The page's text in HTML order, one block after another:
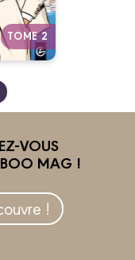
TOME 2
VOUS
MAG !
!